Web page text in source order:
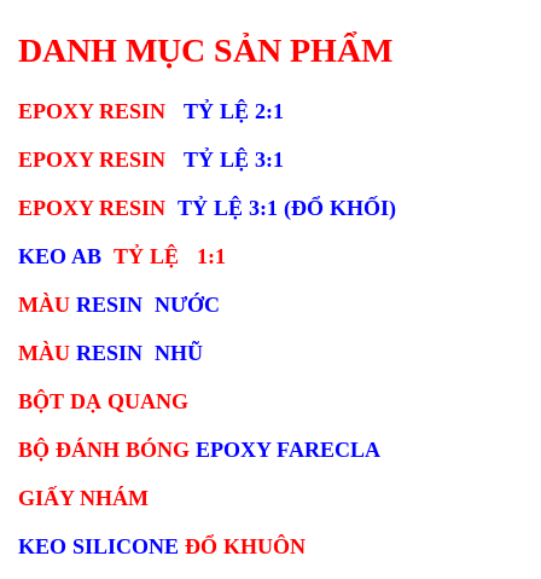
DANH MỤC SẢN PHẨM
EPOXY RESIN TỶ LỆ 2:1
EPOXY RESIN TỶ LỆ 3:1
EPOXY RESIN TỶ LỆ 3:1 (ĐỔ KHỐI)
KEO AB TỶ LỆ 1:1
MÀU RESIN NƯỚC
MÀU RESIN NHŨ
BỘT DẠ QUANG
BỘ ĐÁNH BÓNG EPOXY FARECLA
GIẤY NHÁM
KEO SILICONE ĐỔ KHUÔN